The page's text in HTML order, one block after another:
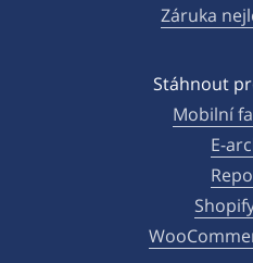
Záruka
Stáhnout
Mobilní
E-